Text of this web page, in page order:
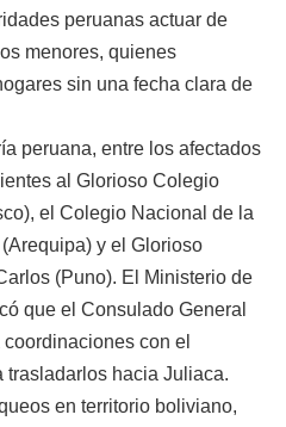
peruanas actuar de
menores, quienes
sin una fecha clara de
peruana, entre los afectados
al Glorioso Colegio
el Colegio Nacional de la
y el Glorioso
(Puno). El Ministerio de
que el Consulado General
con el
trasladarlos hacia Juliaca.
en territorio boliviano,